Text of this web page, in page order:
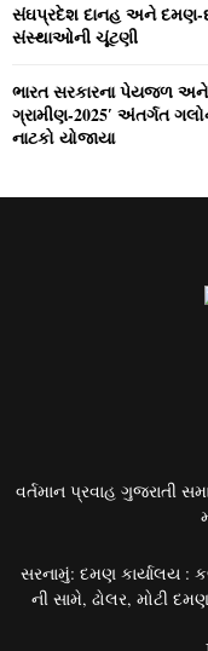
સંઘપ્રદેશ દાનહ અને દમણ-
સંસ્‍થાઓની ચૂંટણી
ભારત સરકારના પેયજળ અને
ગ્રામીણ-2025′ અંતર્ગત
નાટકો યોજાયા
વર્તમાન પ્રવાહ ગુજરાતી
સરનામું: દમણ કાર્યાલય :
ની સામે, ઢોલર, મોટી